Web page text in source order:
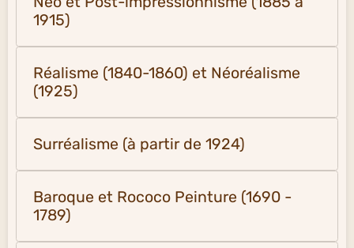
1915)
Réalisme (1840-1860) et Néoréalisme
(1925)
Surréalisme (à partir de 1924)
Baroque et Rococo Peinture (1690 -
1789)